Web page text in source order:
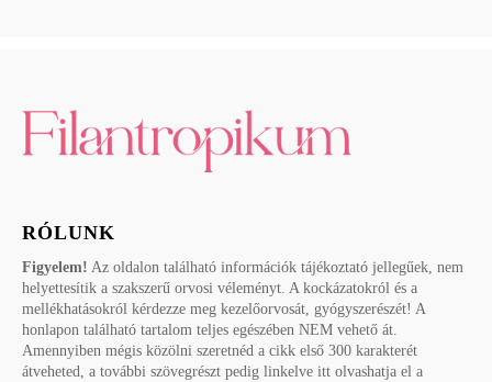
RÓLUNK
Figyelem! Az oldalon található információk tájékoztató jellegűek, nem
helyettesítik a szakszerű orvosi véleményt. A kockázatokról és a
mellékhatásokról kérdezze meg kezelőorvosát, gyógyszerészét! A
honlapon található tartalom teljes egészében NEM vehető át.
Amennyiben mégis közölni szeretnéd a cikk első 300 karakterét
átveheted, a további szövegrészt pedig linkelve itt olvashatja el a